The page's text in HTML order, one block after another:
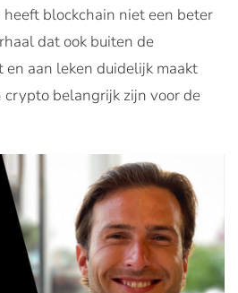
blockchain niet een beter
dat ook buiten de
aan leken duidelijk maakt
belangrijk zijn voor de